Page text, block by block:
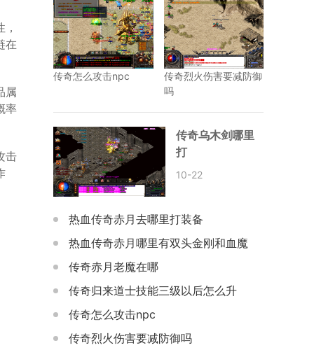
在
属
率
击
传奇怎么攻击npc
传奇烈火伤害要减防御
吗
传奇乌木剑哪里
打
10-22
热血传奇赤月去哪里打装备
热血传奇赤月哪里有双头金刚和血魔
传奇赤月老魔在哪
传奇归来道士技能三级以后怎么升
传奇怎么攻击npc
传奇烈火伤害要减防御吗